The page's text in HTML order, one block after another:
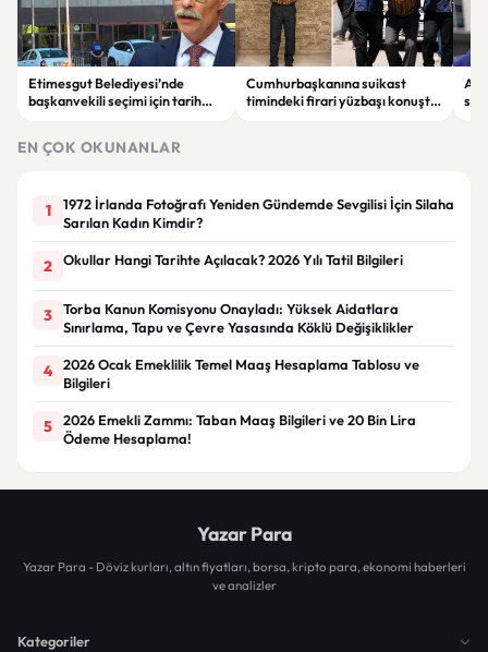
Etimesgut Belediyesi’nde
başkanvekili seçimi için tarih
Cumhurbaşkanına suikast
timindeki firari yüzbaşı konuştu:
EN ÇOK OKUNANLAR
1
1972 İrlanda Fotoğrafı Yeniden Gündemde Sevgilisi İçin Silaha
Sarılan Kadın Kimdir?
2 Okullar Hangi Tarihte Açılacak? 2026 Yılı Tatil Bilgileri
3
Torba Kanun Komisyonu Onayladı: Yüksek Aidatlara
Sınırlama, Tapu ve Çevre Yasasında Köklü Değişiklikler
4
2026 Ocak Emeklilik Temel Maaş Hesaplama Tablosu ve
Bilgileri
5
2026 Emekli Zammı: Taban Maaş Bilgileri ve 20 Bin Lira
Ödeme Hesaplama!
Yazar Para
Yazar Para - Döviz kurları, altın fiyatları, borsa, kripto para, ekonomi haberleri
ve analizler
Kategoriler